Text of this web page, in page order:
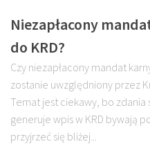
Niezapłacony
do KRD?
Czy niezapłacony mandat
zostanie uwzględniony przez
Temat jest ciekawy, bo
generuje wpis w KRD bywają
przyjrzeć się bliżej...